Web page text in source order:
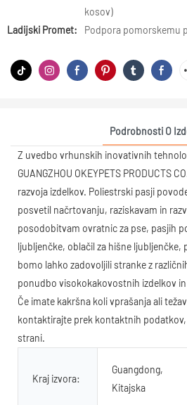
kosov)
Ladijski Promet:
Podpora pomorskemu
Podrobnosti O
Z uvedbo vrhunskih inovativnih
GUANGZHOU OKEYPETS PRODUCTS
razvoja izdelkov. Poliestrski pasji
posvetil načrtovanju, raziskavam in
posodobitvam ovratnic za pse, pasjih
ljubljenčke, oblačil za hišne ljubljenčke,
bomo lahko zadovoljili stranke z
ponudbo visokokakovostnih izdelkov
Če imate kakršna koli vprašanja ali
kontaktirajte prek kontaktnih
strani.
Kraj izvora:
Guangdong,
Kitajska